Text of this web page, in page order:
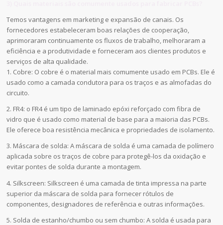
Temos vantagens em marketing e expansão de canais. Os
fornecedores estabeleceram boas relações de cooperação,
aprimoraram continuamente os fluxos de trabalho, melhoraram a
eficiência e a produtividade e forneceram aos clientes produtos e
serviços de alta qualidade.
1. Cobre: O cobre é o material mais comumente usado em PCBs. Ele é
usado como a camada condutora para os traços e as almofadas do
circuito.
2. FR4: o FR4 é um tipo de laminado epóxi reforçado com fibra de
vidro que é usado como material de base para a maioria das PCBs.
Ele oferece boa resistência mecânica e propriedades de isolamento.
3. Máscara de solda: A máscara de solda é uma camada de polímero
aplicada sobre os traços de cobre para protegê-los da oxidação e
evitar pontes de solda durante a montagem.
4. Silkscreen: Silkscreen é uma camada de tinta impressa na parte
superior da máscara de solda para fornecer rótulos de
componentes, designadores de referência e outras informações.
5. Solda de estanho/chumbo ou sem chumbo: A solda é usada para